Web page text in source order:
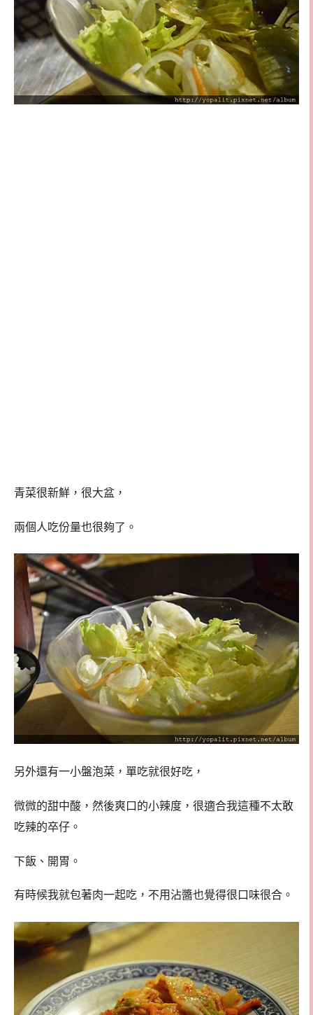
青菜很新鮮，很大盆，
兩個人吃份量也很夠了。
另外還有一小盤泡菜，單吃就很好吃，
微微的甜中酸，然後爽口的小辣度，很適合我這種不太敢
吃辣的卒仔。
下飯、開胃。
有時候我就包著肉一起吃，不用沾醬也覺得很口味很合。